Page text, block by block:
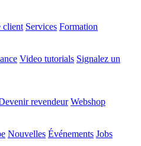
client Services Formation
Video tutorials Signalez un
revendeur Webshop
Nouvelles Événements Jobs